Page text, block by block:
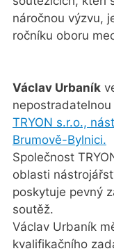
náročnou výzvu,
ročníku oboru
Václav Urbaník
TRYON s.r.o.,
Brumově-Bylnici.
Společnost
oblasti
poskytuje pevný
soutěž.
Václav Urbaník
kvalifikačního